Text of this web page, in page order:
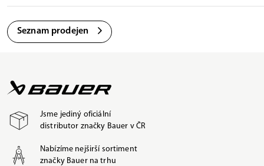
Seznam prodejen
Jsme jediný oficiální
distributor značky Bauer v ČR
Nabízíme nejširší sortiment
značky Bauer na trhu